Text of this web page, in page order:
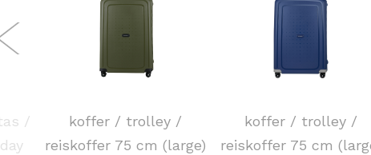
/
koffer / trolley /
reiskoffer 75 cm (large)
koffer / trolley /
reiskoffer 75 cm